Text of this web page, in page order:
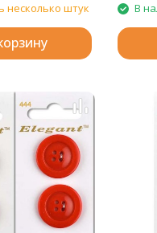
несколько штук В